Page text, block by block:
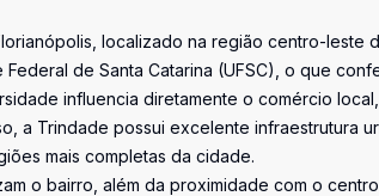
localizado na região centro-leste
de Santa Catarina (UFSC), o que
influencia diretamente o comércio local,
a Trindade possui excelente infraestrutura
mais completas da cidade.
o bairro, além da proximidade com o